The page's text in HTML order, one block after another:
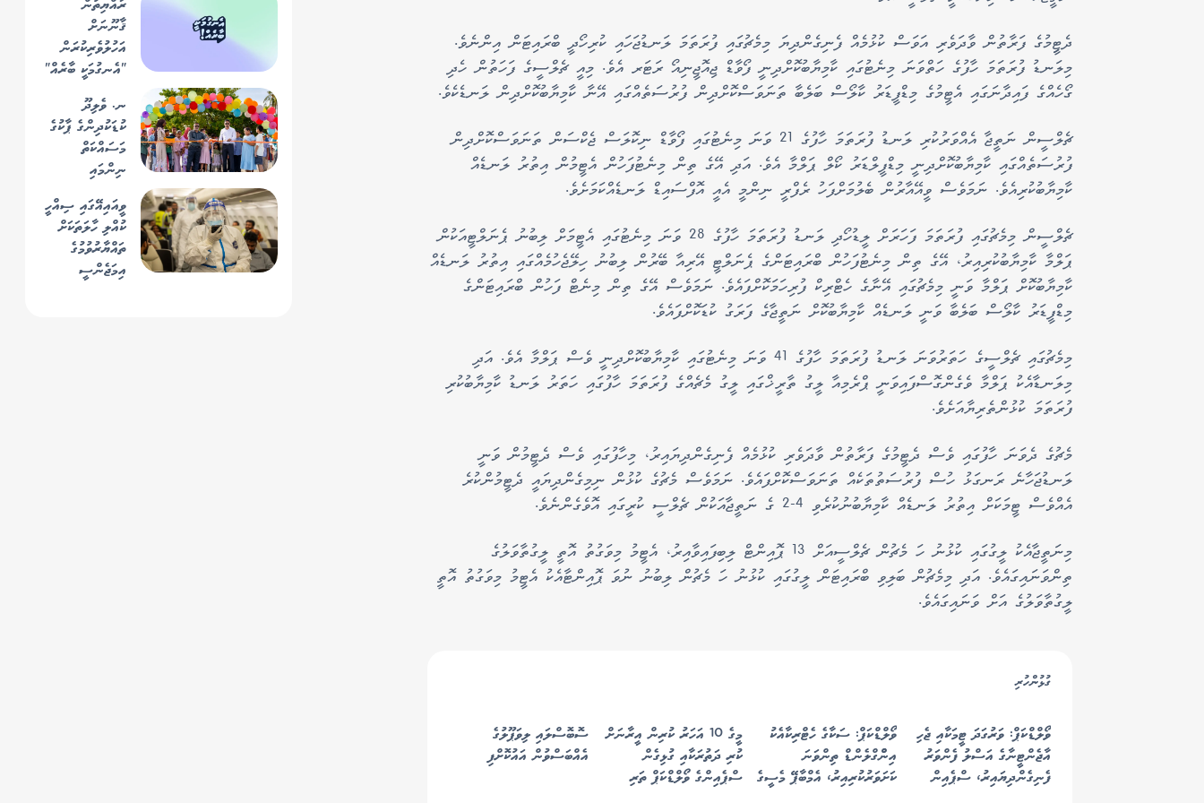
ދެޓިީމުގެ ފަރާތުން ވާދަވެރި އަވަސް ކުޅުމެއް ފެނިގެންދިޔަ މިމެޗުގައި ފުރަތަމަ ލަނޑުޖަހައި ކުރިހޯދީ ބްރައިޓަން އިންނެވެ.
މިލަނޑު ފުރަތަމަ ހާފުގެ ހަތްވަނަ މިނެޓުގައި ކާމިޔާބުކޮށްދިނީ ފޯވާޑް ޖިއޮޖީނިއޯ ރަޓަރ އެވެ. މިއީ ޗެލްސީގެ ފަހަތުން ހެދި
ގޯހެއްގެ ފައިދާނަގައި އެޓީމުގެ މިޑްފީޑަރު ކާލޯސް ބަލެބާ ތަނަވަސްކޮށްދިން ފުރުސަތެއްގައި އޭނާ ކާމިޔާބުކޮށްދިން ލަނޑެކެވެ.
ޗެލްސީން ނަތީޖާ އެއްވަރުކުރި ލަނޑު ފުރަތަމަ ހާފުގެ 21 ވަނަ މިނެޓުގައި ފޯވާޑް ނިކޮލަސް ޖެކްސަން ތަނަވަސްކޮށްދިން
ފުރުސަތެއްގައި ކާމިޔާބުކޮށްދިނީ މިޑްފީލްޑަރު ކޯލް ޕަލްމާ އެވެ. އަދި އޭގެ ތިން މިނެޓުފަހުން އެޓީމުން އިތުރު ލަނޑެއް
ކާމިޔާބުކުރިއެވެ. ނަމަވެސް ވީއޭއާރުން ބެލުމަށްފަހު ރެފްރީ ނިންމީ އެއީ އޮފްސައިޑް ލަނޑެއްކަމަށެވެ.
ޗެލްސީން މިމެޗުގައި ފުރަތަމަ ފަހަރަށް ލީޑުހޯދި ލަނޑު ފުރަތަމަ ހާފުގެ 28 ވަނަ މިނެޓުގައި އެޓީމަށް ލިބުނު ޕެނަލްޓީއަކުން
ޕަލްމާ ކާމިޔާބުކުރިއިރު، އޭގެ ތިން މިނެޓުފަހުން ބްރައިޓަންގެ ޕެނަލްޓީ އޭރިއާ ބޭރުން ލިބުނު ހިލޭޖެހުމެއްގައި އިތުރު ލަނޑެއް
ކާމިޔާބުކޮށް ޕަލްމާ ވަނީ މިމެޗުގައި އޭނާގެ ހެޓްރިކް ފުރިހަމަކޮށްފައެވެ. ނަމަވެސް އޭގެ ތިން މިނެޓް ފަހުން ބްރައިޓަންގެ
މިޑްފީޑަރު ކާލޯސް ބަލެބާ ވަނީ ލަނޑެއް ކާމިޔާބުކޮށް ނަތީޖާގެ ފަރަގު ކުޑަކޮށްފައެވެ.
މިމެޗުގައި ޗެލްސީގެ ހަތަރުވަނަ ލަނޑު ފުރަތަމަ ހާފުގެ 41 ވަނަ މިނެޓުގައި ކާމިޔާބުކޮށްދިނީ ވެސް ޕަލްމާ އެވެ. އަދި
މިލަނޑާއެކު ޕަލްމާ ވެގެންގޮސްފައިވަނީ ޕްރެމިއާ ލީގު ތާރީޚްގައި ލީގު މެޗެއްގެ ފުރަތަމަ ހާފުގައި ހަތަރު ލަނޑު ކާމިޔާބުކުރި
ފުރަތަމަ ކުޅުންތެރިޔާއަށެވެ.
މެޗުގެ ދެވަނަ ހާފުގައި ވެސް ދެޓީމުގެ ފަރާތުން ވާދަވެރި ކުޅުމެއް ފެނިގެންދިޔައިރު، މިހާފުގައި ވެސް ދެޓީމުން ވަނީ
ލަނޑުޖަހާނެ ރަނގަޅު ހުސް ފުރުސަތުތަކެއް ތަނަވަސްކޮށްފައެވެ. ނަމަވެސް މެޗުގެ ކުޅުން ނިމިގެންދިޔައީ ދެޓީމުންކުރެ
އެއްވެސް ޓީމަކަށް އިތުރު ލަނޑެއް ކާމިޔާބުނުކުރެވި 4-2 ގެ ނަތީޖާއަކުން ޗެލްސީ ކުރީގައި އޮވެގެންނެވެ.
މިނަތީޖާއެކު ލީގުގައި ކުޅުނު ހަ މެޗުން ޗެލްސީއަށް 13 ޕޮއިންޓް ލިބިފައިވާއިރު، އެޓީމު މިވަގުތު އޮތީ ލީގުތާވަލުގެ
ތިންވަނައިގައެވެ. އަދި މިމެޗުން ބަލިވި ބްރައިޓަން ލީގުގައި ކުޅުނު ހަ މެޗުން ލިބުނު ނުވަ ޕޮއިންޓާއެކު އެޓީމު މިވަގުތު އޮތީ
ލީގުތާވަލުގެ އަށް ވަނައިގައެވެ.
ގުޅުންހުރި
ވޯލްޑްކަޕް: ވަރުގަދަ ޓީމަކާއި ޖެހި
އާޖެންޓީނާގެ އަސްލު ފެންވަރު
ފެނިގެންދިޔައިރު، ސްޕެއިން
ވޯލްޑްކަޕް: ސަކާގެ ހެޓްރިކާއެކު
އިންްގްލެންޑް ތިންވަނަ
ކަށަވަރުކުރިއިރު، އެމްބާޕޭ މެސީގެ
މީގެ 10 އަހަރު ކުރިން އީރާނަށް
ކުރި ދަތުރަކާއި ގުޅިގެން
ސްޕެއިންގެ ވޯލްޑްކަޕް ތަރި
ސޮބޮސްލައި ލިވަޕޫލުގެ
އެއްބަސްވުން އައުކޮށްފި
މީޓަރު ހުންނާނެ
ކަމަށް ބެލެވޭ -
ސިފައިން
ރައްޔިތުން
ޤާނޫނަށް
އަހުލުވެރިކުރަން
"އެނގުމަކީ ބާރެއް"
އިފްތިތާޙުކޮށްފި
ނ. ވެލިދޫ
ކުޑަކުދިންގެ ޕާކުގެ
މަސައްކަތް
ނިންމައި
ހުޅުވައިފި
ވީއައިއޭގައި ސިއްހީ
ކުއްލި ހާލަތަކަށް
ތައްޔާރުވުމުގެ
އިމަޖެންސީ